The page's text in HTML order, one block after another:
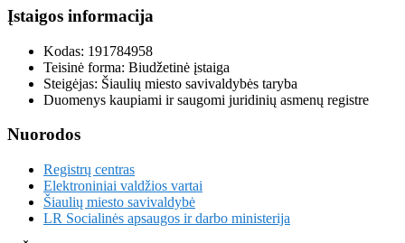
Įstaigos informacija
Kodas: 191784958
Teisinė forma: Biudžetinė įstaiga
Steigėjas: Šiaulių miesto savivaldybės taryba
Duomenys kaupiami ir saugomi juridinių asmenų registre
Nuorodos
Registrų centras
Elektroniniai valdžios vartai
Šiaulių miesto savivaldybė
LR Socialinės apsaugos ir darbo ministerija